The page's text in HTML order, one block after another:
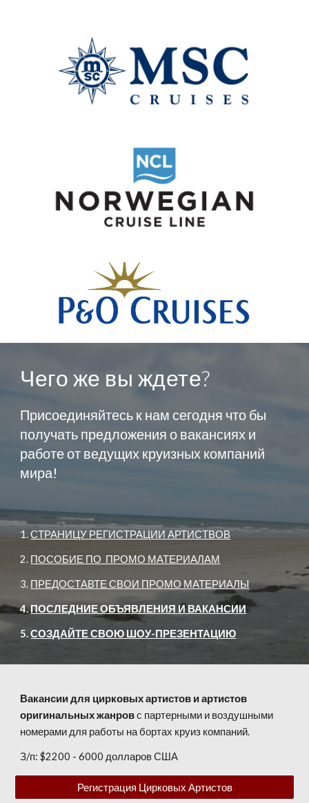
Чего же вы ждете?
Присоединяйтесь к нам сегодня что бы
получать предложения о вакансиях и
работе от ведущих круизных компаний
мира!
1.СТРАНИЦУ РЕГИСТРАЦИИ АРТИСТВОВ
2. ПОСОБИЕ ПО ПРОМО МАТЕРИАЛАМ
3. ПРЕДОСТАВТЕ СВОИ ПРОМО МАТЕРИАЛЫ
4.ПОСЛЕДНИЕ ОБЪЯВЛЕНИЯ И ВАКАНСИИ
5.СОЗДАЙТЕ СВОЮ ШОУ-ПРЕЗЕНТАЦИЮ
Вакансии для цирковых артистов и артистов
оригинальных жанровс партерными и воздушными
номерами для работы на бортах круиз компаний.
З/п: $2200 - 6000 долларов США
Регистрация Цирковых Артистов